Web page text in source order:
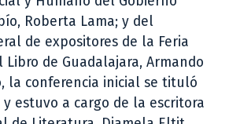
Roberta Lama; y del
de expositores de la Feria
de Guadalajara, Armando
la conferencia inicial se tituló
y estuvo a cargo de la escritora